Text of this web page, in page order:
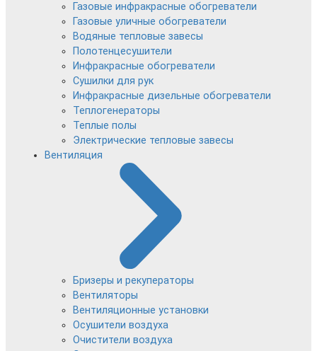
Газовые инфракрасные обогреватели
Газовые уличные обогреватели
Водяные тепловые завесы
Полотенцесушители
Инфракрасные обогреватели
Сушилки для рук
Инфракрасные дизельные обогреватели
Теплогенераторы
Теплые полы
Электрические тепловые завесы
Вентиляция
Бризеры и рекуператоры
Вентиляторы
Вентиляционные установки
Осушители воздуха
Очистители воздуха